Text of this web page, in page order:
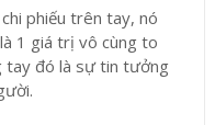
phiếu trên tay, nó
1 giá trị vô cùng to
tay đó là sự tin tưởng